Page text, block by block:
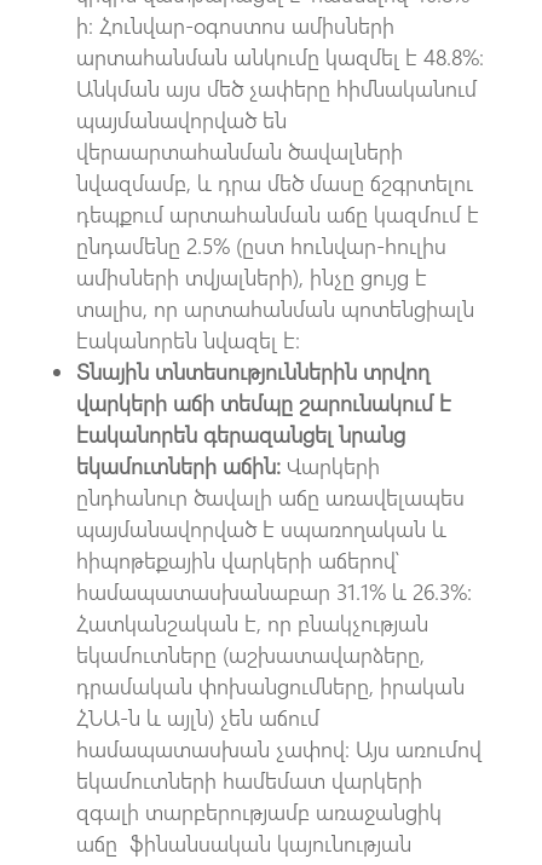
ի։ Հունվար-օգոստոս ամիսների
արտահանման անկումը կազմել է 48.8%։
Անկման այս մեծ չափերը հիմնականում
պայմանավորված են
վերաարտահանման ծավալների
նվազմամբ, և դրա մեծ մասը ճշգրտելու
դեպքում արտահանման աճը կազմում է
ընդամենը 2.5% (ըստ հունվար-հուլիս
ամիսների տվյալների), ինչը ցույց է
տալիս, որ արտահանման պոտենցիալն
էականորեն նվազել է։
Տնային տնտեսություններին տրվող
վարկերի աճի տեմպը շարունակում է
էականորեն գերազանցել նրանց
եկամուտների աճին։Վարկերի
ընդհանուր ծավալի աճը առավելապես
պայմանավորված է սպառողական և
հիպոթեքային վարկերի աճերով՝
համապատասխանաբար 31.1% և 26.3%:
Հատկանշական է, որ բնակչության
եկամուտները (աշխատավարձերը,
դրամական փոխանցումները, իրական
ՀՆԱ-ն և այլն) չեն աճում
համապատասխան չափով։ Այս առումով
եկամուտների համեմատ վարկերի
զգալի տարբերությամբ առաջանցիկ
աճը ֆինանսական կայունության